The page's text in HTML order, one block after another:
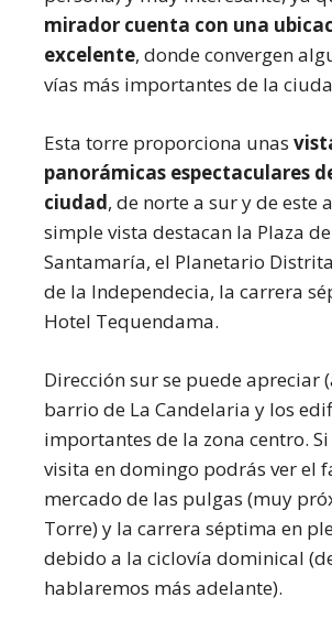
mirador cuenta con una
excelente, donde convergen
vías más importantes de la
Esta torre proporciona unas
panorámicas espectaculares
ciudad, de norte a sur y de este
simple vista destacan la Plaza
Santamaría, el Planetario
de la Independecia, la carrera
Hotel Tequendama.
Dirección sur se puede apreciar
barrio de La Candelaria y los
importantes de la zona centro. Si
visita en domingo podrás ver el
mercado de las pulgas (muy
Torre) y la carrera séptima en
debido a la ciclovía dominical
hablaremos más adelante).